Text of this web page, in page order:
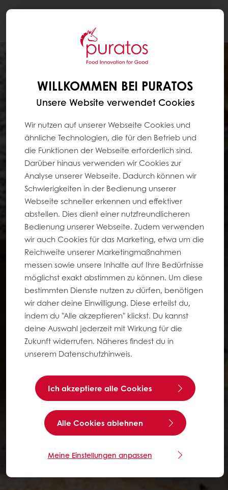
WILLKOMMEN BEI PURATOS
Unsere Website verwendet Cookies
Wir nutzen auf unserer Webseite Cookies und
ähnliche Technologien, die für den Betrieb und
die Funktionen der Webseite erforderlich sind.
Darüber hinaus verwenden wir Cookies zur
Analyse unserer Webseite. Dadurch können wir
Schwierigkeiten in der Bedienung unserer
Webseite schneller erkennen und effektiver
abstellen. Dies dient einer nutzfreundlicheren
Bedienung unserer Webseite. Zudem verwenden
wir auch Cookies für das Marketing, etwa um die
Reichweite unserer Marketingmaßnahmen
messen sowie unsere Inhalte auf Ihre Bedürfnisse
möglichst exakt abstimmen zu können. Um diese
bestimmten Dienste nutzen zu dürfen, benötigen
wir daher deine Einwilligung. Diese erteilst du,
indem du "Alle akzeptieren" klickst. Du kannst
deine Auswahl jederzeit mit Wirkung für die
Zukunft widerrufen. Näheres findest du in
unserem Datenschutzhinweis.
Ich akzeptiere alle Cookies
Alle Cookies ablehnen
Meine Einstellungen anpassen